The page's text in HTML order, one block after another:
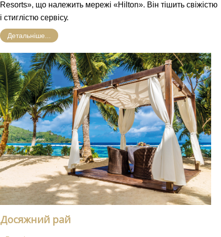
Resorts», що належить мережі «Hilton». Він тішить свіжістю
і стиглістю сервісу.
Детальніше...
Досяжний рай